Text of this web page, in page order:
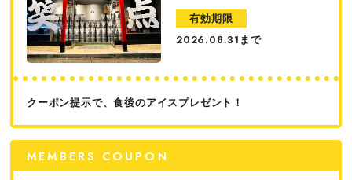
有効期限
2026.08.31 まで
クーポン提示で、食後のアイスプレゼント！
MEMBERS COUPON